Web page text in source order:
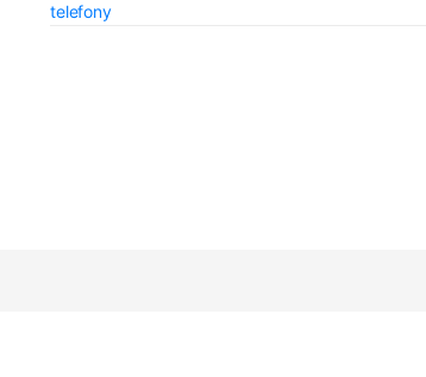
telefony